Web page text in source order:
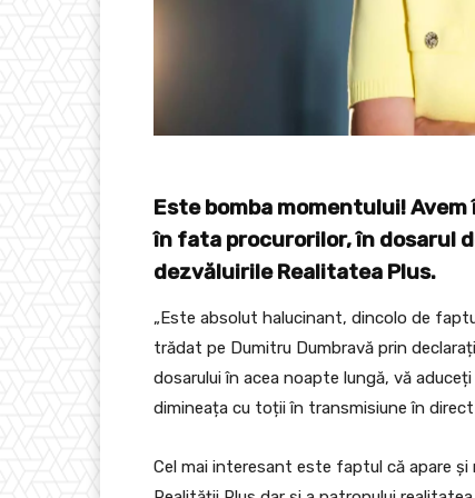
Este bomba momentului!
în fata procurorilor, în dosarul
dezvăluirile Realitatea Plus.
„Este absolut halucinant, dincolo de
trădat pe Dumitru Dumbravă prin
dosarului în acea noapte lungă, vă
dimineața cu toții în transmisiune în
Cel mai interesant este faptul că apare și